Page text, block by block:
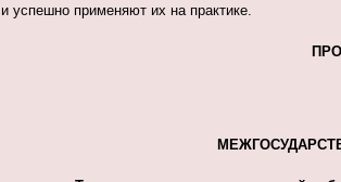
успешно применяют их на практике.